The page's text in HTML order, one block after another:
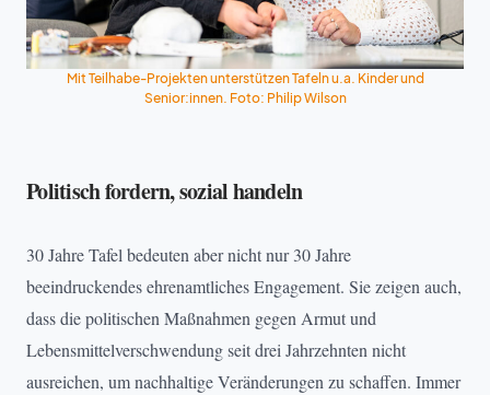
Mit Teilhabe-Projekten unterstützen Tafeln u.a. Kinder und
Senior:innen. Foto: Philip Wilson
Politisch fordern, sozial handeln
30 Jahre Tafel bedeuten aber nicht nur 30 Jahre
beeindruckendes ehrenamtliches Engagement. Sie zeigen auch,
dass die politischen Maßnahmen gegen Armut und
Lebensmittelverschwendung seit drei Jahrzehnten nicht
ausreichen, um nachhaltige Veränderungen zu schaffen. Immer